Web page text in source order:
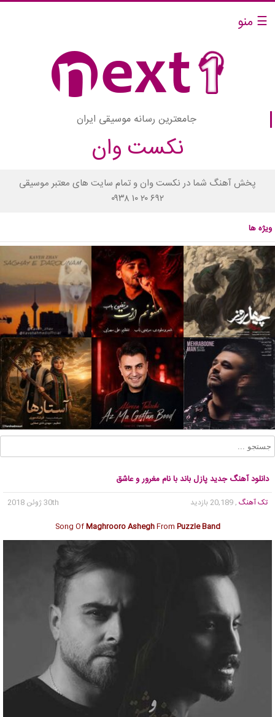
☰ منو
جامعترین رسانه موسیقی ایران
نکست وان
پخش آهنگ شما در نکست وان و تمام سایت های معتبر موسیقی
۰۹۳۸ ۱۰ ۲۰ ۶۹۲
ویژه ها
دانلود آهنگ جدید پازل باند با نام مغرور و عاشق
تک آهنگ , 20,189 بازدید
30th ژوئن 2018
Song OfMaghrooro AsheghFrom Puzzle Band